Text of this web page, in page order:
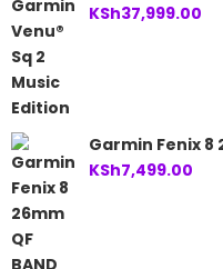
KSh37,999.00
Garmin Fenix 8
KSh7,499.00